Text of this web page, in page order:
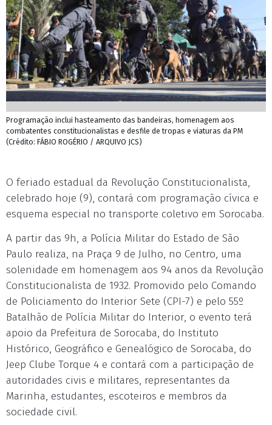
Programação inclui hasteamento das bandeiras, homenagem aos
combatentes constitucionalistas e desfile de tropas e viaturas da PM
(Crédito: FÁBIO ROGÉRIO / ARQUIVO JCS)
O feriado estadual da Revolução Constitucionalista,
celebrado hoje (9), contará com programação cívica e
esquema especial no transporte coletivo em Sorocaba.
A partir das 9h, a Polícia Militar do Estado de São
Paulo realiza, na Praça 9 de Julho, no Centro, uma
solenidade em homenagem aos 94 anos da Revolução
Constitucionalista de 1932. Promovido pelo Comando
de Policiamento do Interior Sete (CPI-7) e pelo 55º
Batalhão de Polícia Militar do Interior, o evento terá
apoio da Prefeitura de Sorocaba, do Instituto
Histórico, Geográfico e Genealógico de Sorocaba, do
Jeep Clube Torque 4 e contará com a participação de
autoridades civis e militares, representantes da
Marinha, estudantes, escoteiros e membros da
sociedade civil.